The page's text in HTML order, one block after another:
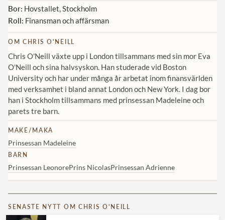
Bor: Hovstallet, Stockholm
Roll: Finansman och affärsman
OM CHRIS O'NEILL
Chris O'Neill växte upp i London tillsammans med sin mor Eva
O'Neill och sina halvsyskon. Han studerade vid Boston
University och har under många år arbetat inom finansvärlden
med verksamhet i bland annat London och New York. I dag bor
han i Stockholm tillsammans med prinsessan Madeleine och
parets tre barn.
MAKE/MAKA
Prinsessan Madeleine
BARN
Prinsessan LeonorePrins NicolasPrinsessan Adrienne
SENASTE NYTT OM CHRIS O'NEILL